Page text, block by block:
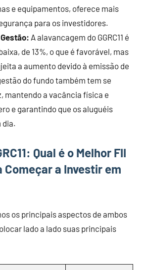
e equipamentos, oferece mais
para os investidores.
A alavancagem do GGRC11 é
de 13%, o que é favorável, mas
a aumento devido à emissão de
do fundo também tem se
mantendo a vacância física e
e garantindo que os aluguéis
dia.
Qual é o Melhor FII
Começar a Investir em
os principais aspectos de ambos
lado a lado suas principais